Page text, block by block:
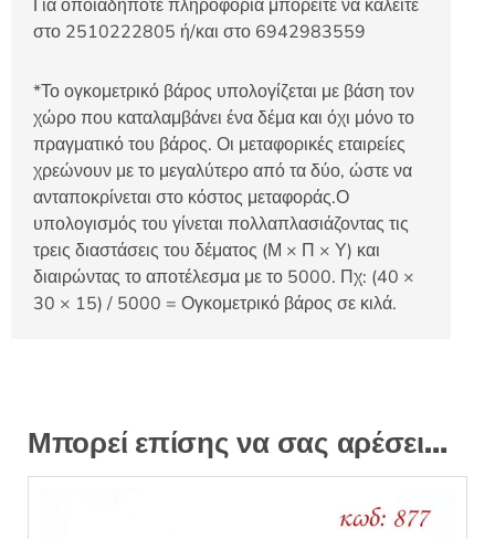
Για οποιαδήποτε πληροφορία μπορείτε να καλείτε
στο 2510222805 ή/και στο 6942983559
*Το ογκομετρικό βάρος υπολογίζεται με βάση τον
χώρο που καταλαμβάνει ένα δέμα και όχι μόνο το
πραγματικό του βάρος. Οι μεταφορικές εταιρείες
χρεώνουν με το μεγαλύτερο από τα δύο, ώστε να
ανταποκρίνεται στο κόστος μεταφοράς.Ο
υπολογισμός του γίνεται πολλαπλασιάζοντας τις
τρεις διαστάσεις του δέματος (Μ × Π × Υ) και
διαιρώντας το αποτέλεσμα με το 5000. Πχ: (40 ×
30 × 15) / 5000 = Ογκομετρικό βάρος σε κιλά.
Μπορεί επίσης να σας αρέσει…